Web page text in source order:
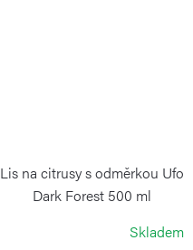
Lis na citrusy s odměrkou Ufo
Dark Forest 500 ml
Skladem